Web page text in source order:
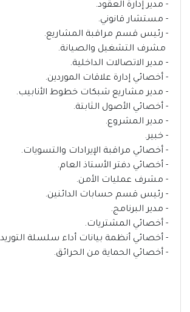
- مدير إدارة العقود.
- مستشار قانوني.
- رئيس قسم مراقبة المشاريع.
مشرف التشغيل والصيانة.
- مدير الاتصالات الداخلية.
- أخصائي إدارة علاقات الموردين.
- مدير مشاريع شبكات خطوط الأنابيب.
- أخصائي الأصول الثابتة.
- مدير المشروع.
- خبير.
- أخصائي مراقبة الإيرادات والتسويات.
- أخصائي دفتر الأستاذ العام.
- مشرف عمليات الأمن.
- رئيس قسم حسابات الدائنين.
- مدير البرنامج.
- أخصائي المشتريات.
- أخصائي أنظمة بيانات أداء سلسلة
- أخصائي الحماية من الحرائق.